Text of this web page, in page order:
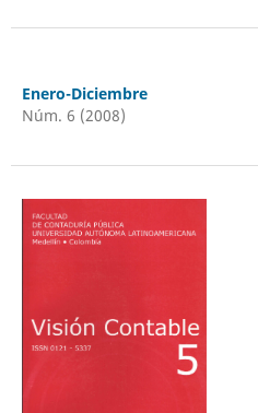
Enero-Diciembre
Núm. 6 (2008)